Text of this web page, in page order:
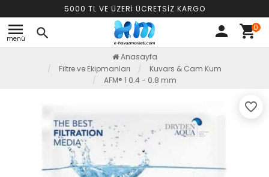
5000 TL VE ÜZERİ ÜCRETSİZ KARGO
menu
menü search person shopping_cart0
Anasayfa
Filtre ve Ekipmanları
Kuvars & Cam Kum
AFM® 1 0.4 - 0.8 mm
favorite_border